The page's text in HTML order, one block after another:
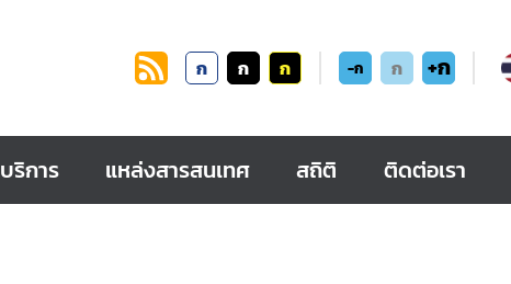
ก ก ก -ก ก +ก
บริการ แหล่งสารสนเทศ สถิติ ติดต่อเรา